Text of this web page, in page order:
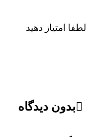
لطفا امتیاز دهید
بدون دیدگاه